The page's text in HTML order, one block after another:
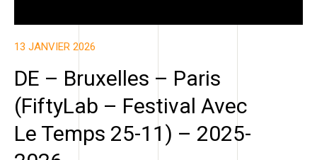
13 JANVIER 2026
DE – Bruxelles – Paris
(FiftyLab – Festival Avec
Le Temps 25-11) – 2025-